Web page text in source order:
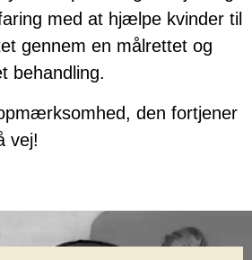
med at hjælpe kvinder til
gennem en målrettet og
behandling.
den fortjener
vej!